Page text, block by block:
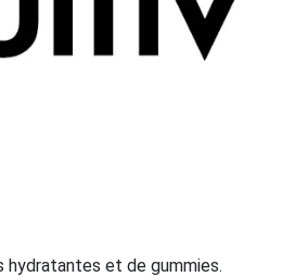
hydratantes et de gummies.